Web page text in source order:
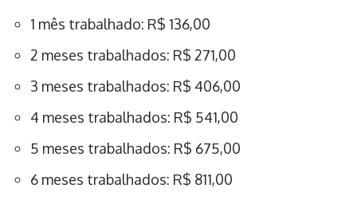
1 mês trabalhado: R$ 136,00
2 meses trabalhados: R$ 271,00
3 meses trabalhados: R$ 406,00
4 meses trabalhados: R$ 541,00
5 meses trabalhados: R$ 675,00
6 meses trabalhados: R$ 811,00